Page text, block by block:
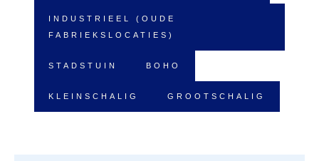
INDUSTRIEEL (OUDE
FABRIEKSLOCATIES)
STADSTUIN BOHO
KLEINSCHALIG GROOTSCHALIG